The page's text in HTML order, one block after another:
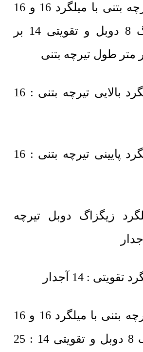
قیمت تیرچه بتنی با میلگرد 16 و 16
با زیگزاگ 8 دوبل و تقویتی 14 بر
متر طول تیرچه بتنی
سایز میلگرد بالایی تیرچه بتنی : 16
سایز میلگرد پایینی تیرچه بتنی : 16
زیگزاگ دوبل تیرچه
: 14 آجدار
ارتفاع تیرچه بتنی با میلگرد 16 و 16
با زیگزاگ 8 دوبل و تقویتی 14 : 25